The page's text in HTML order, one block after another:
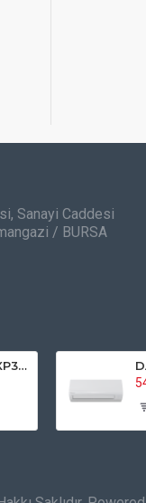
Sanayi Caddesi
/ BURSA
Daylux 12000 BTU/h, DTXP35A İnverterli Klima R32 Gazlı